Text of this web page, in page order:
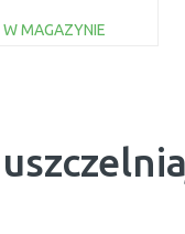
W MAGAZYNIE